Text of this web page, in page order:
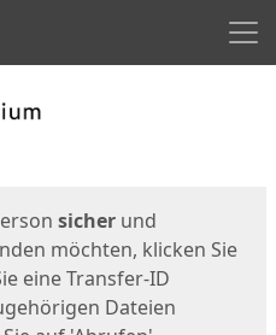
sicher und
möchten, klicken Sie
eine Transfer-ID
Dateien